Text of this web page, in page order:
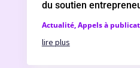
du soutien
Actualité,Appels à
lire plus